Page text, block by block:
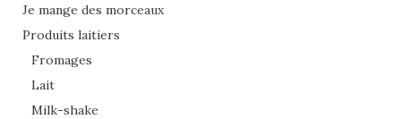
Je mange des morceaux
Produits laitiers
Fromages
Lait
Milk-shake